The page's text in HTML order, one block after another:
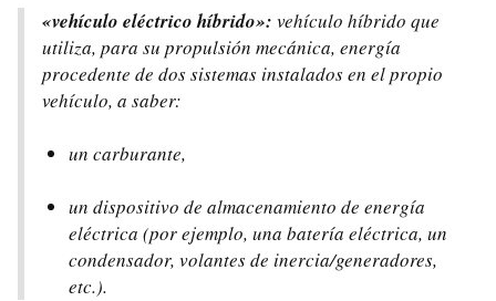
«vehículo eléctrico híbrido»: vehículo híbrido que
utiliza, para su propulsión mecánica, energía
procedente de dos sistemas instalados en el propio
vehículo, a saber:
un carburante,
un dispositivo de almacenamiento de energía
eléctrica (por ejemplo, una batería eléctrica, un
condensador, volantes de inercia/generadores,
etc.).